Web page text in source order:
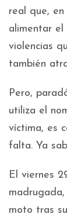
real que, en
alimentar
violencias
también
Pero,
utiliza el
víctima, es
falta. Ya
El viernes
moto tras